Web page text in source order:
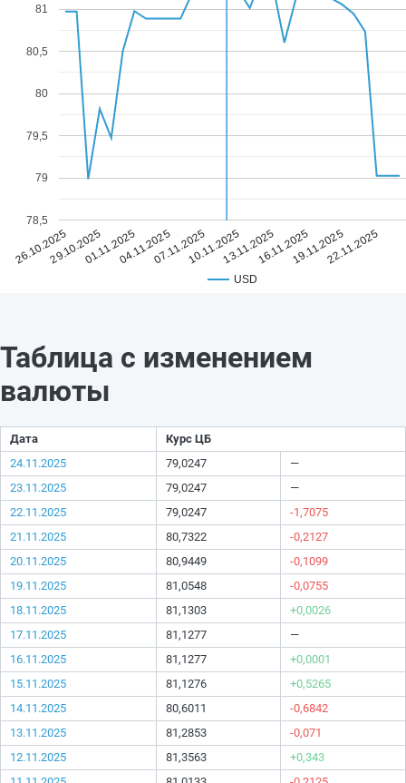
USD
26.10.202529.10.202501.11.202504.11.202507.11.202510.11.202513.11.202516.11.202519.11.202522.11.2025
78,5
79
79,5
80
80,5
81
Таблица с изменением
валюты
Дата
Курс ЦБ
24.11.2025
79,0247
—
23.11.2025
79,0247
—
22.11.2025
79,0247
-1,7075
21.11.2025
80,7322
-0,2127
20.11.2025
80,9449
-0,1099
19.11.2025
81,0548
-0,0755
18.11.2025
81,1303
+0,0026
17.11.2025
81,1277
—
16.11.2025
81,1277
+0,0001
15.11.2025
81,1276
+0,5265
14.11.2025
80,6011
-0,6842
13.11.2025
81,2853
-0,071
12.11.2025
81,3563
+0,343